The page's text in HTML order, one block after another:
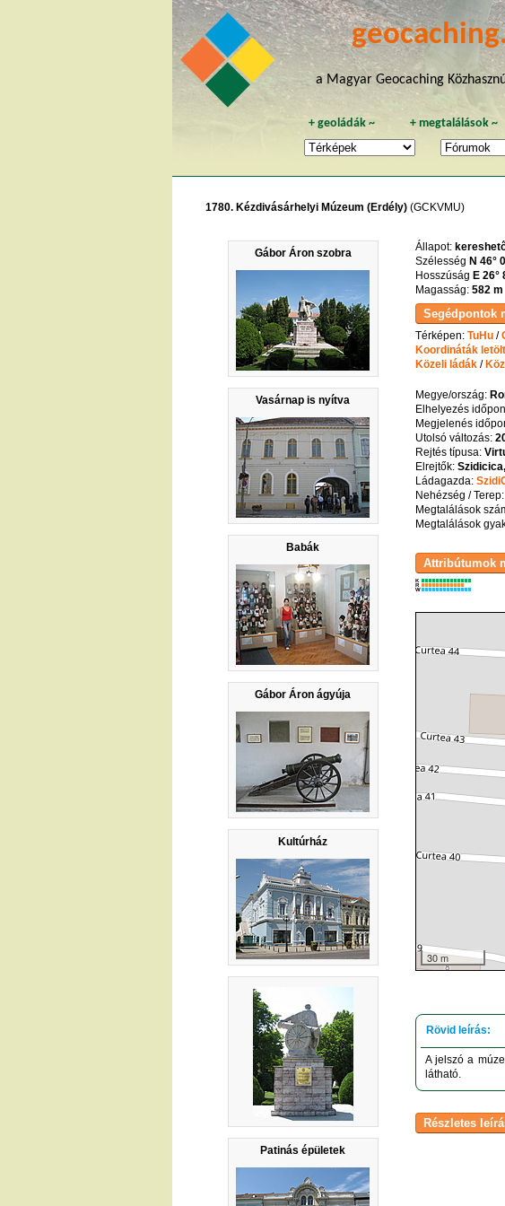
a Magyar Geocaching
+geoládák ~ + megtalálások~
1780. Kézdivásárhelyi Múzeum (Erdély) (GCKVMU)
Gábor Áron szobra
Vasárnap is nyítva
Babák
Gábor Áron ágyúja
Kultúrház
Patinás épületek
Állapot:
Szélesség N 46°
Hosszúság E 26°
Magasság: 582 m
Térképen: TuHu/
Koordináták
Közeli ládák/
Megye/ország:
Elhelyezés
Megjelenés
Utolsó változás:
Rejtés típusa:
Elrejtők:
Ládagazda:
Nehézség / Terep:
Megtalálások
Megtalálások
K
R
W
30 m
A jelszó a
látható.